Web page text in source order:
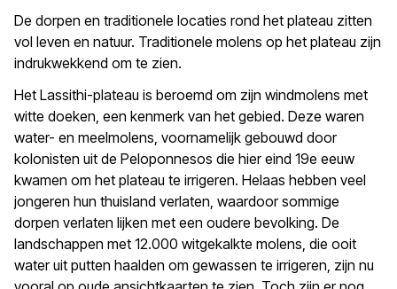
De dorpen en traditionele locaties rond het plateau zitten
vol leven en natuur. Traditionele molens op het plateau zijn
indrukwekkend om te zien.
Het Lassithi-plateau is beroemd om zijn windmolens met
witte doeken, een kenmerk van het gebied. Deze waren
water- en meelmolens, voornamelijk gebouwd door
kolonisten uit de Peloponnesos die hier eind 19e eeuw
kwamen om het plateau te irrigeren. Helaas hebben veel
jongeren hun thuisland verlaten, waardoor sommige
dorpen verlaten lijken met een oudere bevolking. De
landschappen met 12.000 witgekalkte molens, die ooit
water uit putten haalden om gewassen te irrigeren, zijn nu